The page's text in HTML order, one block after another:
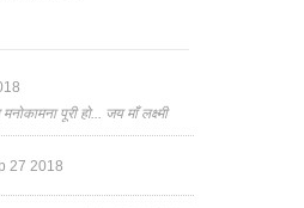
पूरी हो... जय माँ लक्ष्मी
27 2018